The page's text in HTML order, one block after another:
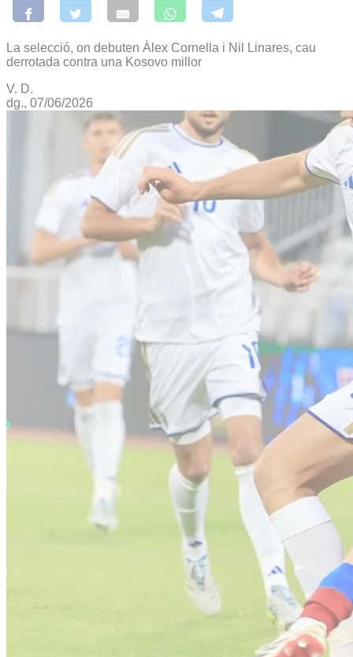
La selecció, on debuten Àlex Cornella i Nil Linares, cau
derrotada contra una Kosovo millor
V. D.
dg., 07/06/2026